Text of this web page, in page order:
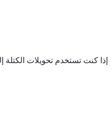
إذا كنت تستخدم تحويلات